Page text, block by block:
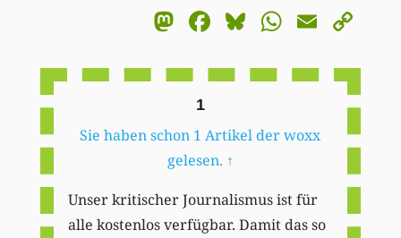
Mastodon
Facebook
BlueskyEmail
1
Sie haben schon 1 Artikel der woxx
gelesen. ↑
Unser kritischer Journalismus ist für
alle kostenlos verfügbar. Damit das so